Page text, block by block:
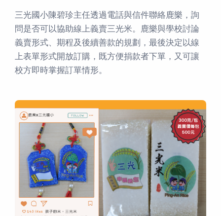
三光國小陳碧珍主任透過電話與信件聯絡鹿樂，詢
問是否可以協助線上義賣三光米。鹿樂與學校討論
義賣形式、期程及後續善款的規劃，最後決定以線
上表單形式開放訂購，既方便捐款者下單，又可讓
校方即時掌握訂單情形。